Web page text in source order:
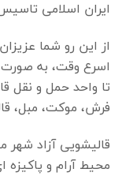
ایران اسلامی
از این رو شما
اسرع وقت، به صورت
تا واحد حمل و نقل
فرش، موکت، مبل،
قالیشویی آزاد شهر
محیط آرام و پاکیزه